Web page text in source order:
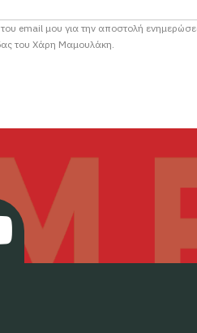
email μου για την αποστολή
του Χάρη Μαμουλάκη.